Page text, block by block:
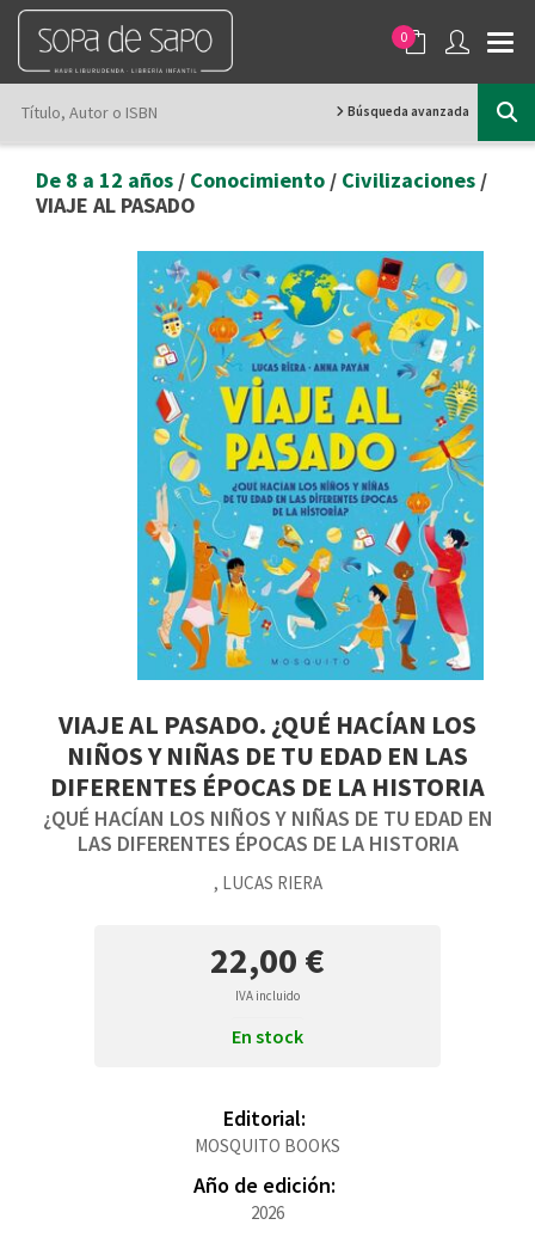
0
Búsqueda avanzada
De 8 a 12 años / Conocimiento / Civilizaciones /
VIAJE AL PASADO
VIAJE AL PASADO. ¿QUÉ HACÍAN LOS
NIÑOS Y NIÑAS DE TU EDAD EN LAS
DIFERENTES ÉPOCAS DE LA HISTORIA
¿QUÉ HACÍAN LOS NIÑOS Y NIÑAS DE TU EDAD EN
LAS DIFERENTES ÉPOCAS DE LA HISTORIA
, LUCAS RIERA
22,00 €
IVA incluido
En stock
Editorial:
MOSQUITO BOOKS
Año de edición:
2026